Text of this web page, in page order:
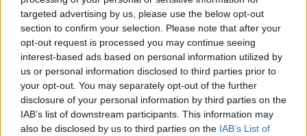
targeted advertising by us, please use the below opt-out
section to confirm your selection. Please note that after your
opt-out request is processed you may continue seeing
interest-based ads based on personal information utilized by
us or personal information disclosed to third parties prior to
your opt-out. You may separately opt-out of the further
disclosure of your personal information by third parties on the
IAB’s list of downstream participants. This information may
also be disclosed by us to third parties on the IAB’s List of
Címkék: #elektromos autó #elektromos hajtás
#töltés
#akkumulátor
#lítium #alumínium #kén